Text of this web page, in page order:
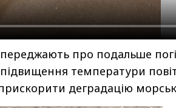
про подальше
підвищення температури
деградацію